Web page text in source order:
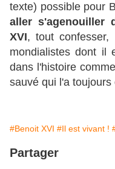
texte) possible pour
aller s'agenouiller
XVI, tout confesser,
mondialistes dont il
dans l'histoire comme
sauvé qui l'a toujours
#Benoit XVI #Il est vivant !
Partager